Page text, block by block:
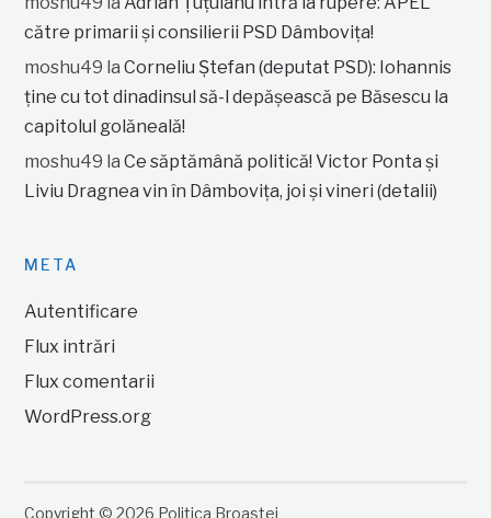
către primarii și consilierii PSD Dâmbovița!
moshu49 laCorneliu Ștefan (deputat PSD): Iohannis
ține cu tot dinadinsul să-l depășească pe Băsescu la
capitolul golăneală!
moshu49 laCe săptămână politică! Victor Ponta și
Liviu Dragnea vin în Dâmbovița, joi și vineri (detalii)
META
Autentificare
Flux intrări
Flux comentarii
WordPress.org
Copyright © 2026 Politica Broastei